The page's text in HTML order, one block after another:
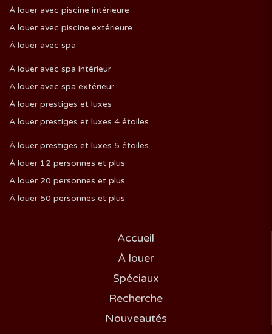
À louer avec piscine intérieure
À louer avec piscine extérieure
À louer avec spa
À louer avec spa intérieur
À louer avec spa extérieur
À louer prestiges et luxes
À louer prestiges et luxes 4 étoiles
À louer prestiges et luxes 5 étoiles
À louer 12 personnes et plus
À louer 20 personnes et plus
À louer 50 personnes et plus
Accueil
À louer
Spéciaux
Recherche
Nouveautés